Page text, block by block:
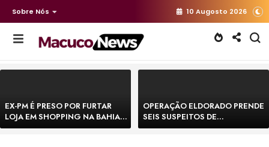
Sobre Nós 10 Augosto 2026
EX-PM É PRESO POR FURTAR
LOJA EM SHOPPING NA BAHIA E
ESCAPA CORRENDO DE
OPERAÇÃO ELDORADO PRENDE
SEIS SUSPEITOS DE
MOVIMENTAR R$ 25 MILHÕES